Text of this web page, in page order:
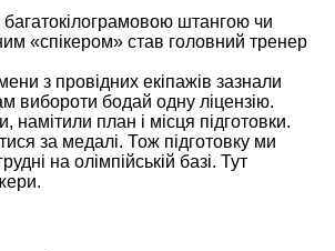
багатокілограмовою штангою чи
«спікером» став головний тренер
з провідних екіпажів зазнали
вибороти бодай одну ліцензію.
план і місця підготовки.
за медалі. Тож підготовку ми
на олімпійській базі. Тут